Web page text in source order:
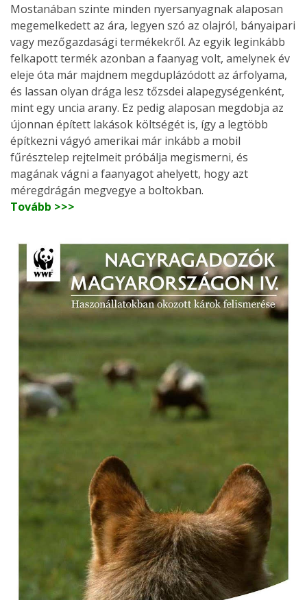
Mostanában szinte minden nyersanyagnak alaposan
megemelkedett az ára, legyen szó az olajról, bányaipari
vagy mezőgazdasági termékekről. Az egyik leginkább
felkapott termék azonban a faanyag volt, amelynek év
eleje óta már majdnem megduplázódott az árfolyama,
és lassan olyan drága lesz tőzsdei alapegységenként,
mint egy uncia arany. Ez pedig alaposan megdobja az
újonnan épített lakások költségét is, így a legtöbb
építkezni vágyó amerikai már inkább a mobil
fűrésztelep rejtelmeit próbálja megismerni, és
magának vágni a faanyagot ahelyett, hogy azt
méregdrágán megvegye a boltokban.
Tovább >>>